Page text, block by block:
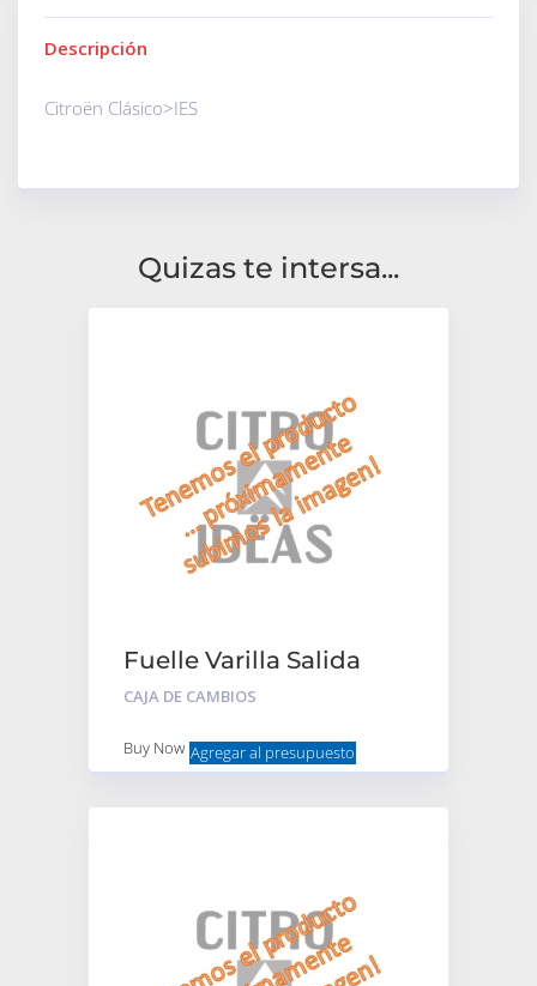
Descripción
Citroën Clásico>IES
Quizas te intersa...
Fuelle Varilla Salida
Caja
CAJA DE CAMBIOS
Buy Now Agregar al presupuesto